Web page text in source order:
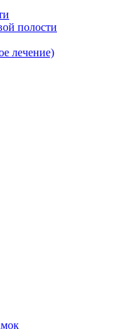
полости
лечение)